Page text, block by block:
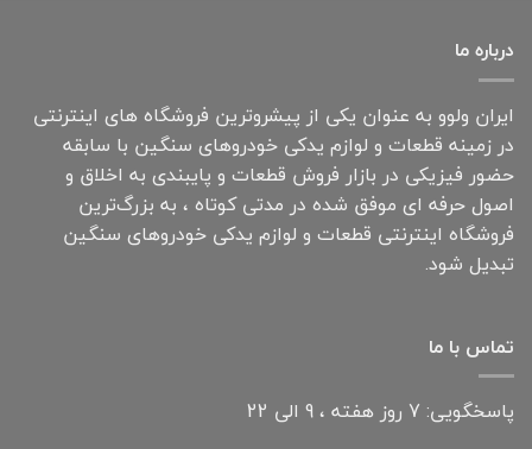
درباره ما
ایران ولوو به عنوان یکی از پیشروترین فروشگاه های اینترنتی
در زمینه قطعات و لوازم یدکی خودروهای سنگین با سابقه
حضور فیزیکی در بازار فروش قطعات و پایبندی به اخلاق و
اصول حرفه ای موفق شده در مدتی کوتاه ، به بزرگ‌ترین
فروشگاه اینترنتی قطعات و لوازم یدکی خودروهای سنگین
تبدیل شود.
تماس با ما
پاسخگویی: 7 روز هفته ، 9 الی 22